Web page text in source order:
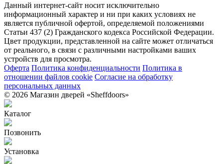
Данный интернет-сайт носит исключительно
информационный характер и ни при каких условиях не
является публичной офертой, определяемой положениями
Статьи 437 (2) Гражданского кодекса Российской Федерации.
Цвет продукции, представленной на сайте может отличаться
от реального, в связи с различными настройками ваших
устройств для просмотра.
Оферта Политика конфиденциальности Политика в
отношении файлов cookie Согласие на обработку
персональных данных
© 2026 Магазин дверей «Sheffdoors»
Каталог
Позвонить
Установка